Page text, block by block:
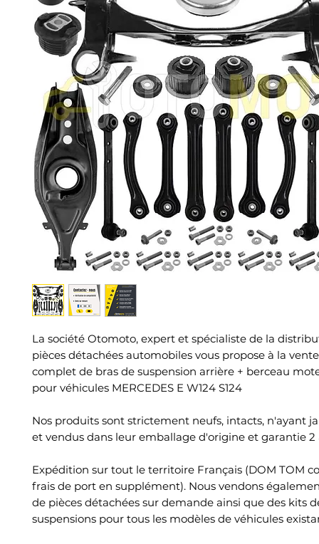
La société Otomoto, expert et spécialiste de la
pièces détachées automobiles vous propose à la
complet de bras de suspension arrière + berceau
pour véhicules MERCEDES E W124 S124
Nos produits sont strictement neufs, intacts, n'ayant
et vendus dans leur emballage d'origine et garantie 2
Expédition sur tout le territoire Français (DOM TOM
frais de port en supplément). Nous vendons
de pièces détachées sur demande ainsi que des kits
suspensions pour tous les modèles de véhicules